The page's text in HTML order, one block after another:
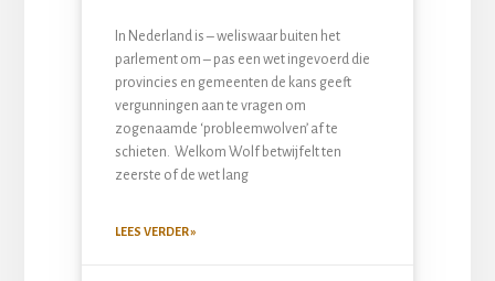
In Nederland is – weliswaar buiten het
parlement om – pas een wet ingevoerd die
provincies en gemeenten de kans geeft
vergunningen aan te vragen om
zogenaamde ‘probleemwolven’ af te
schieten. Welkom Wolf betwijfelt ten
zeerste of de wet lang
LEES VERDER »